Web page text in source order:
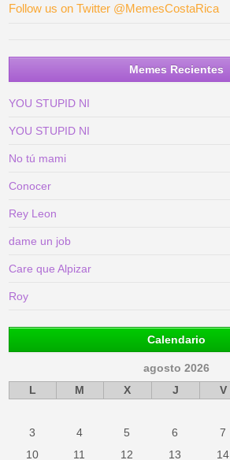
Follow us on Twitter @MemesCostaRica
Memes Recientes
YOU STUPID NI
YOU STUPID NI
No tú mami
Conocer
Rey Leon
dame un job
Care que Alpizar
Roy
Calendario
agosto 2026
L
M X J V
3
4 5 6 7
10
11 12 13 14